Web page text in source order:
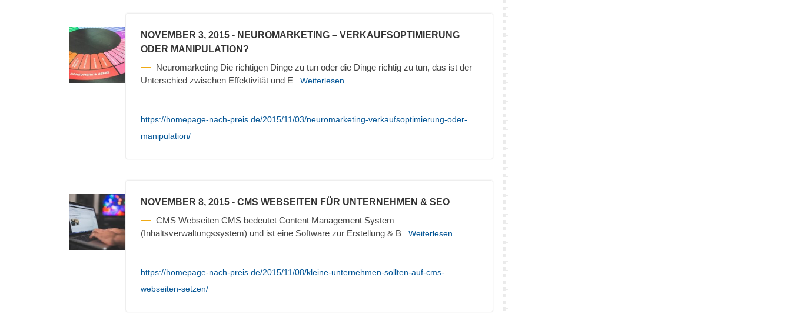
NOVEMBER 3, 2015 - NEUROMARKETING – VERKAUFSOPTIMIERUNG
ODER MANIPULATION?
Neuromarketing Die richtigen Dinge zu tun oder die Dinge richtig zu tun, das ist der
Unterschied zwischen Effektivität und E ...Weiterlesen
https://homepage-nach-preis.de/2015/11/03/neuromarketing-verkaufsoptimierung-oder-
manipulation/
NOVEMBER 8, 2015 - CMS WEBSEITEN FÜR UNTERNEHMEN & SEO
CMS Webseiten CMS bedeutet Content Management System
(Inhaltsverwaltungssystem) und ist eine Software zur Erstellung & B ...Weiterlesen
https://homepage-nach-preis.de/2015/11/08/kleine-unternehmen-sollten-auf-cms-
webseiten-setzen/